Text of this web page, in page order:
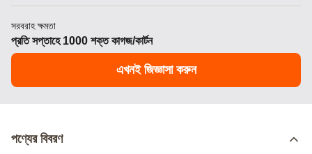
সরবরাহ ক্ষমতা
প্রতি সপ্তাহে 1000 শক্ত কাগজ/কার্টন
এখনই জিজ্ঞাসা করুন
পণ্যের বিবরণ